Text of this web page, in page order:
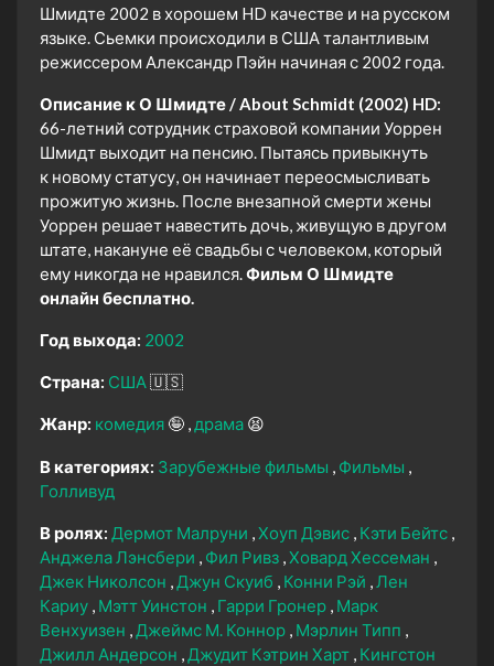
Шмидте 2002 в хорошем HD качестве и на русском
языке. Сьемки происходили в США талантливым
режиссером Александр Пэйн начиная с 2002 года.
Описание к О Шмидте / About Schmidt (2002) HD:
66-летний сотрудник страховой компании Уоррен
Шмидт выходит на пенсию. Пытаясь привыкнуть
к новому статусу, он начинает переосмысливать
прожитую жизнь. После внезапной смерти жены
Уоррен решает навестить дочь, живущую в другом
штате, накануне её свадьбы с человеком, который
ему никогда не нравился.Фильм О Шмидте
онлайн бесплатно.
Год выхода: 2002
Страна: США🇺🇸
Жанр: комедия 🤪 драма 😫
В категориях: Зарубежные фильмы
Фильмы
Голливуд
В ролях: Дермот Малруни Хоуп Дэвис Кэти Бейтс
Анджела Лэнсбери
Фил Ривз Ховард Хессеман
Джек Николсон
Джун Скуиб Конни Рэй
Лен
Кариу Мэтт Уинстон Гарри Гронер Марк
Венхуизен
Джеймс М. Коннор Мэрлин Типп
Джилл Андерсон
Джудит Кэтрин Харт Кингстон